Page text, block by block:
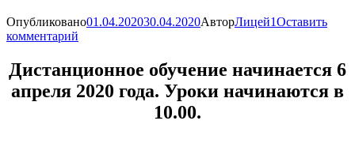
Опубликовано01.04.202030.04.2020АвторЛицей1Оставить
комментарий
Дистанционное обучение начинается 6
апреля 2020 года. Уроки начинаются в
10.00.